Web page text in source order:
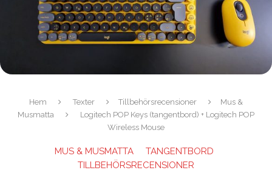
Hem Texter Tillbehörsrecensioner
Mus &
Musmatta
Logitech POP Keys (tangentbord) + Logitech POP
Wireless Mouse
MUS & MUSMATTA
TANGENTBORD
TILLBEHÖRSRECENSIONER